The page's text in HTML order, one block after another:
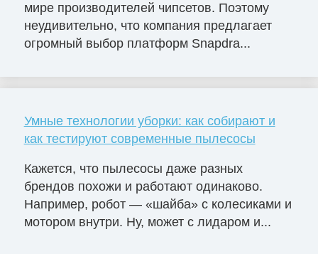
мире производителей чипсетов. Поэтому
неудивительно, что компания предлагает
огромный выбор платформ Snapdra...
Умные технологии уборки: как собирают и
как тестируют современные пылесосы
Кажется, что пылесосы даже разных
брендов похожи и работают одинаково.
Например, робот — «шайба» с колесиками и
мотором внутри. Ну, может с лидаром и...